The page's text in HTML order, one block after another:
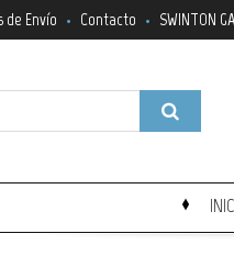
de Envío Contacto SWINTON